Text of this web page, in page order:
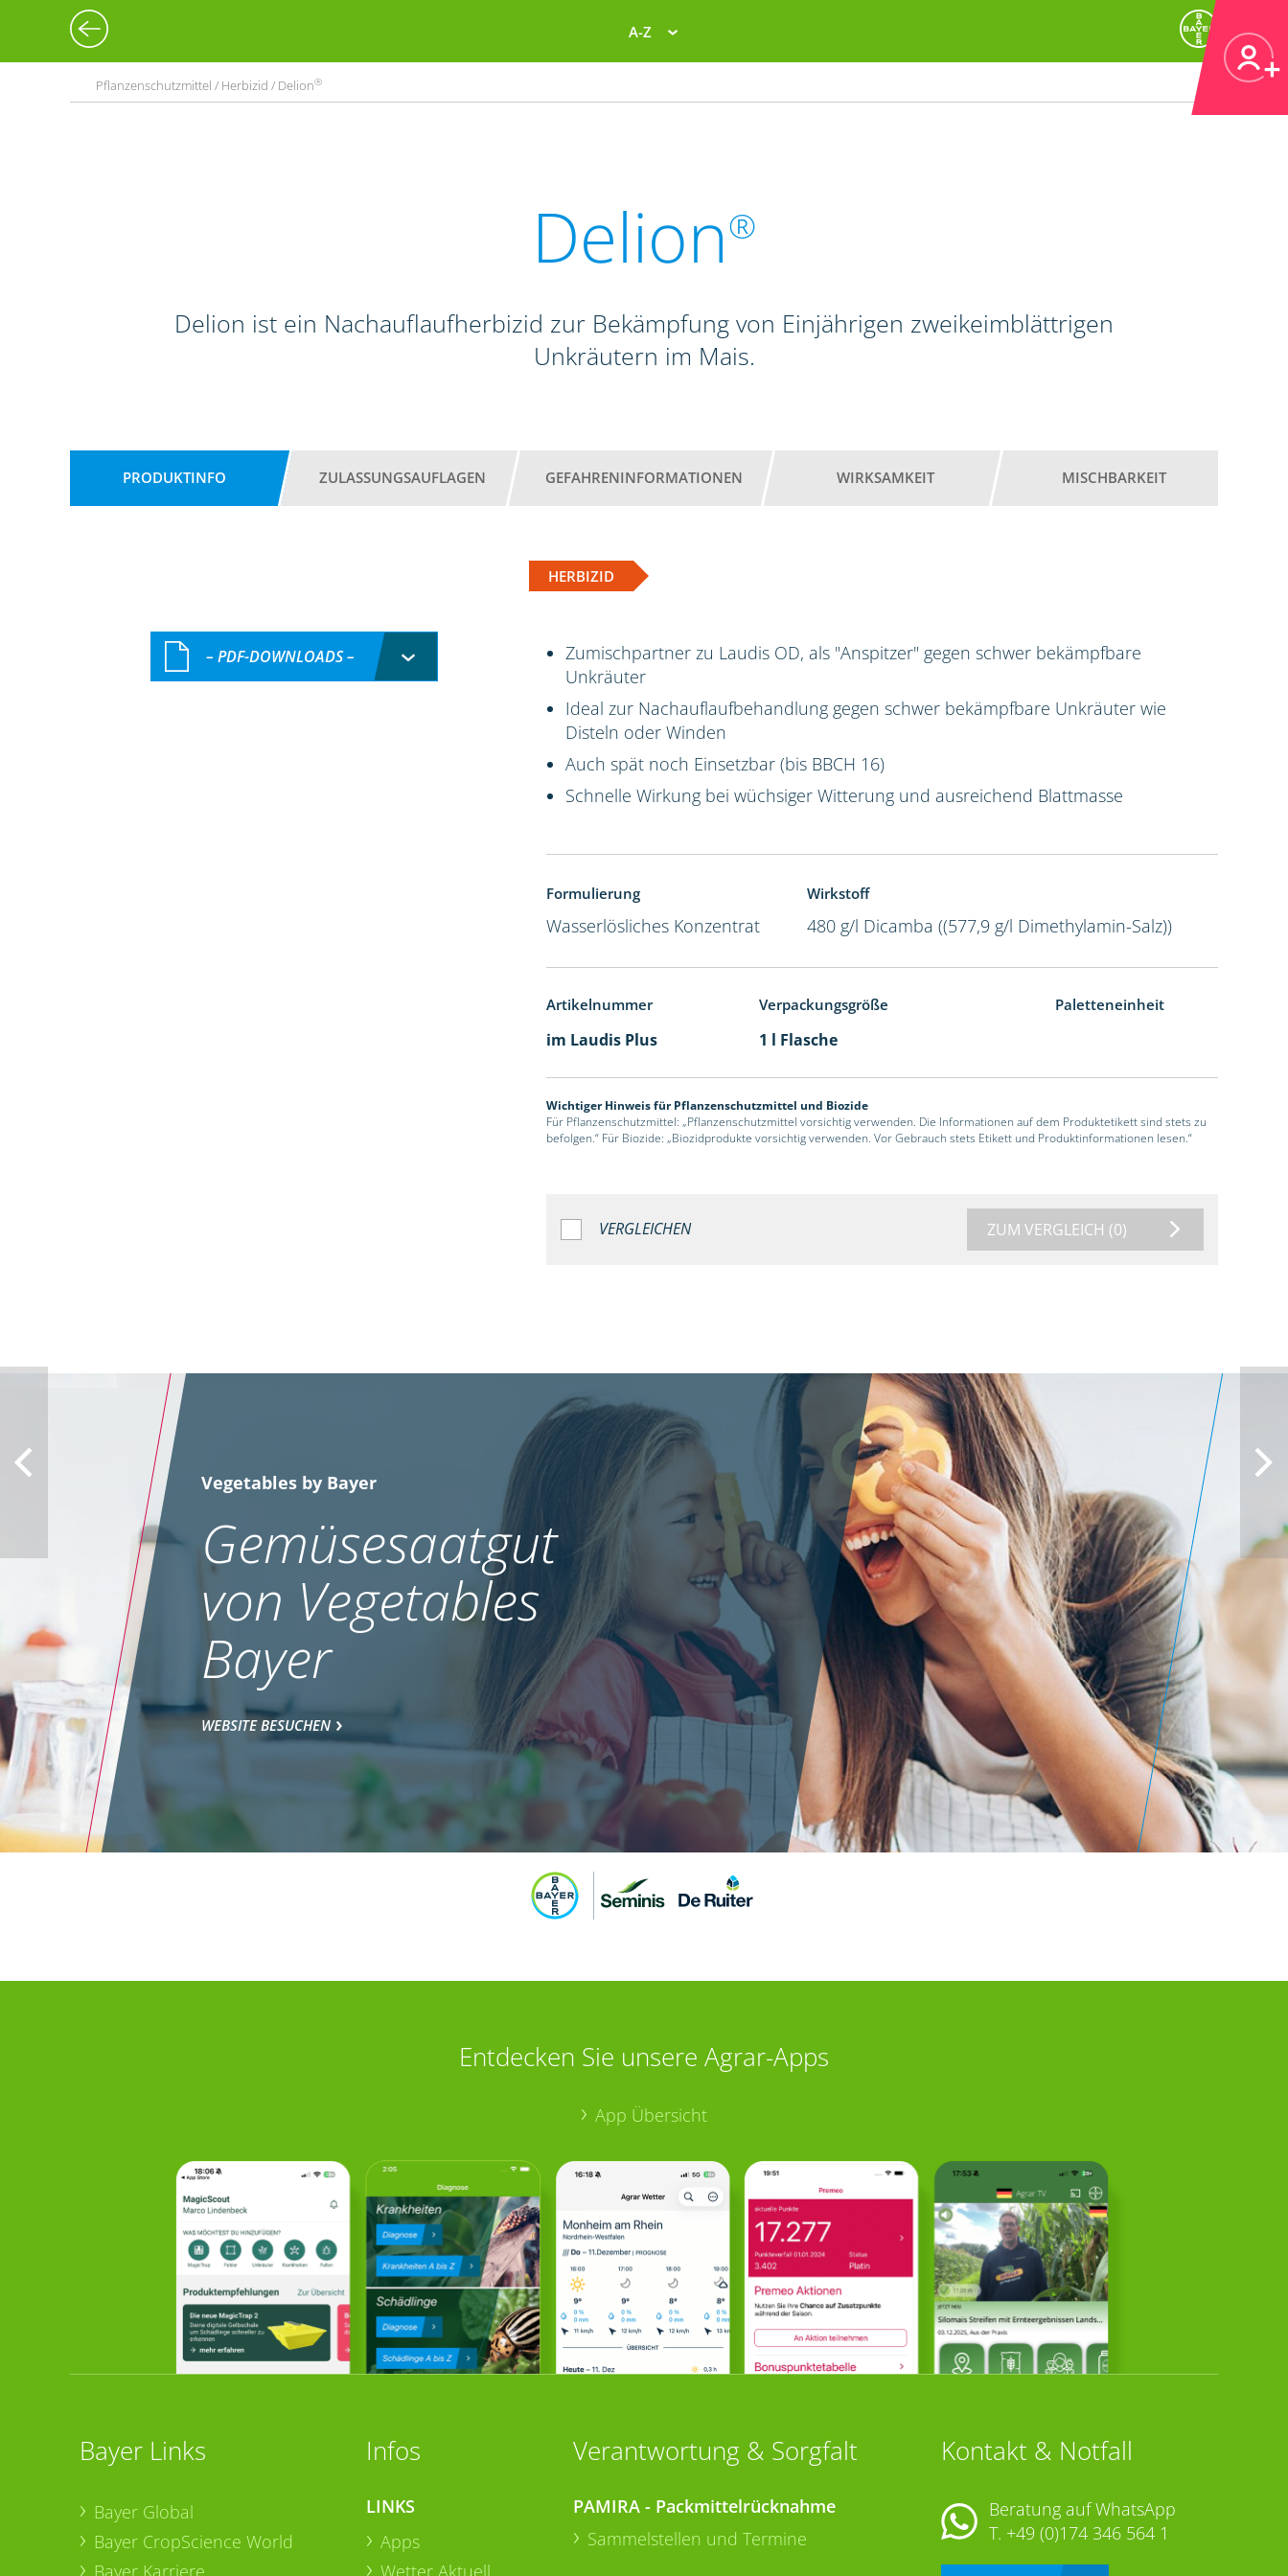
A-Z
Pflanzenschutzmittel / Herbizid / Delion®
Delion®
Delion ist ein Nachauflaufherbizid zur Bekämpfung von Einjährigen zweikeimblättrigen
Unkräutern im Mais.
PRODUKTINFO ZULASSUNGSAUFLAGEN GEFAHRENINFORMATIONEN WIRKSAMKEIT MISCHBARKEIT
HERBIZID
– PDF-DOWNLOADS –
Zumischpartner zu Laudis OD, als "Anspitzer" gegen schwer bekämpfbare
Unkräuter
Ideal zur Nachauflaufbehandlung gegen schwer bekämpfbare Unkräuter wie
Disteln oder Winden
Auch spät noch Einsetzbar (bis BBCH 16)
Schnelle Wirkung bei wüchsiger Witterung und ausreichend Blattmasse
Formulierung
Wasserlösliches Konzentrat
Wirkstoff
480 g/l Dicamba ((577,9 g/l Dimethylamin-Salz))
Artikelnummer Verpackungsgröße Paletteneinheit
im Laudis Plus 1 l Flasche
Wichtiger Hinweis für Pflanzenschutzmittel und Biozide
Für Pflanzenschutzmittel: „Pflanzenschutzmittel vorsichtig verwenden. Die Informationen auf dem Produktetikett sind stets zu
befolgen.“ Für Biozide: „Biozidprodukte vorsichtig verwenden. Vor Gebrauch stets Etikett und Produktinformationen lesen.“
VERGLEICHEN ZUM VERGLEICH (0)
Vegetables by Bayer
Gemüsesaatgut
von Vegetables
Bayer
WEBSITE BESUCHEN
Entdecken Sie unsere Agrar-Apps
App Übersicht
Bayer Links
Bayer Global
Bayer CropScience World
Bayer Karriere
Infos
LINKS
Apps
Wetter Aktuell
Verantwortung & Sorgfalt
PAMIRA - Packmittelrücknahme
Sammelstellen und Termine
Kontakt & Notfall
Beratung auf WhatsApp
T. +49 (0)174 346 564 1